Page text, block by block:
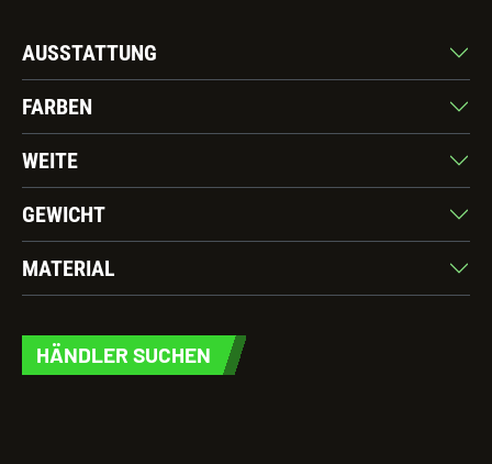
AUSSTATTUNG
FARBEN
WEITE
GEWICHT
MATERIAL
HÄNDLER SUCHEN